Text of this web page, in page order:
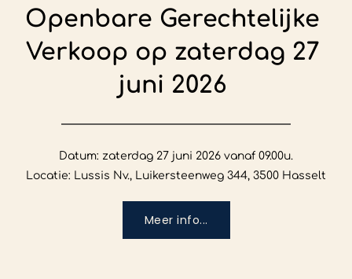
Openbare Gerechtelijke
Verkoop op zaterdag 27
juni 2026
Datum: zaterdag 27 juni 2026 vanaf 09.00u.
Locatie: Lussis Nv., Luikersteenweg 344, 3500 Hasselt
Meer info...